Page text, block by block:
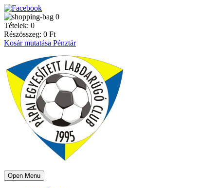
0
Tételek: 0
Részösszeg: 0 Ft
Kosár mutatása Pénztár
Open Menu